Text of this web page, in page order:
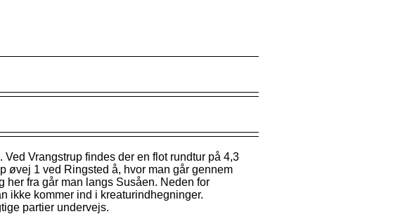
Vrangstrup findes der en flot rundtur på 4,3
øvej 1 ved Ringsted å, hvor man går gennem
her fra går man langs Susåen. Neden for
ikke kommer ind i kreaturindhegninger.
partier undervejs.